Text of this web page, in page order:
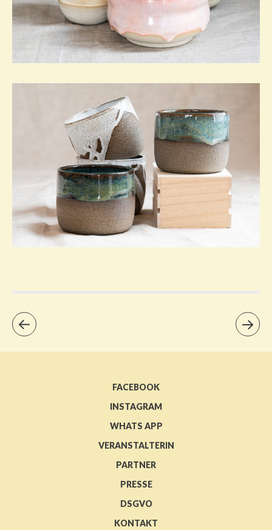
FACEBOOK
INSTAGRAM
WHATS APP
VERANSTALTERIN
PARTNER
PRESSE
DSGVO
KONTAKT